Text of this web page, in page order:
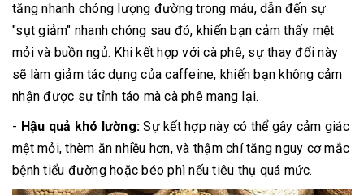
tăng nhanh chóng lượng đường trong máu, dẫn đến sự
"sụt giảm" nhanh chóng sau đó, khiến bạn cảm thấy mệt
mỏi và buồn ngủ. Khi kết hợp với cà phê, sự thay đổi này
sẽ làm giảm tác dụng của caffeine, khiến bạn không cảm
nhận được sự tỉnh táo mà cà phê mang lại.
- Hậu quả khó lường: Sự kết hợp này có thể gây cảm giác
mệt mỏi, thèm ăn nhiều hơn, và thậm chí tăng nguy cơ mắc
bệnh tiểu đường hoặc béo phì nếu tiêu thụ quá mức.